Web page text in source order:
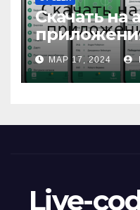
Скачать на
МАР 17, 2024
Live-